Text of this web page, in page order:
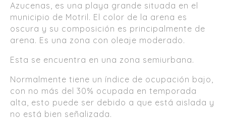
Azucenas, es una playa grande situada en el
municipio de Motril. El color de la arena es
oscura y su composición es principalmente de
arena. Es una zona con oleaje moderado.
Esta se encuentra en una zona semiurbana.
Normalmente tiene un índice de ocupación bajo,
con no más del 30% ocupada en temporada
alta, esto puede ser debido a que está aislada y
no está bien señalizada.